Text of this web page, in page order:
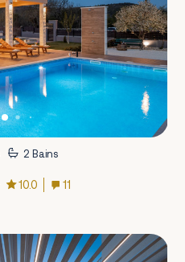
2 Bains
10.0 11